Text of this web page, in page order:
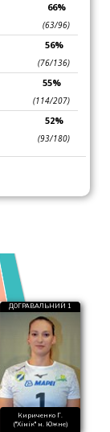
66%
(63/96)
56%
(76/136)
55%
(114/207)
52%
(93/180)
ДОГРАВАЛЬНИЙ 1
Кириченко Г.
("Хімік" м. Южне)